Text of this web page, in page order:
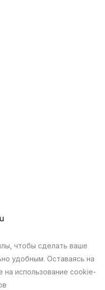
чтобы сделать ваше
удобным. Оставаясь на
на использование cookie-